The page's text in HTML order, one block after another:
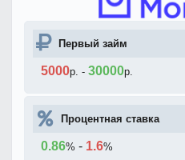
Первый займ
5000р. - 30000р.
Процентная ставка
0.86% - 1.6%